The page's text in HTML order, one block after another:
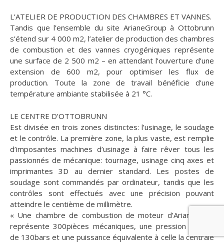
L’ATELIER DE PRODUCTION DES CHAMBRES ET VANNES.
Tandis que l’ensemble du site ArianeGroup à Ottobrunn
s’étend sur 4 000 m2, l’atelier de production des chambres
de combustion et des vannes cryogéniques représente
une surface de 2 500 m2 – en attendant l’ouverture d’une
extension de 600 m2, pour optimiser les flux de
production. Toute la zone de travail bénéficie d’une
température ambiante stabilisée à 21 °C.
LE CENTRE D’OTTOBRUNN
Est divisée en trois zones distinctes: l’usinage, le soudage
et le contrôle. La première zone, la plus vaste, est remplie
d’imposantes machines d’usinage à faire rêver tous les
passionnés de mécanique: tournage, usinage cinq axes et
imprimantes 3D au dernier standard. Les postes de
soudage sont commandés par ordinateur, tandis que les
contrôles sont effectués avec une précision pouvant
atteindre le centième de millimètre.
« Une chambre de combustion de moteur d’Ariane, cela
représente 300pièces mécaniques, une pression interne
de 130bars et une puissance équivalente à celle la centrale